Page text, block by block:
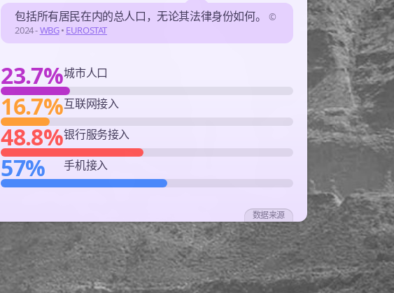
包括所有居民在内的总人口，无论其法律身份如何。
©
2024 -WBG• EUROSTAT
23.7%城市人口
16.7%互联网接入
48.8%银行服务接入
57% 手机接入
数据来源